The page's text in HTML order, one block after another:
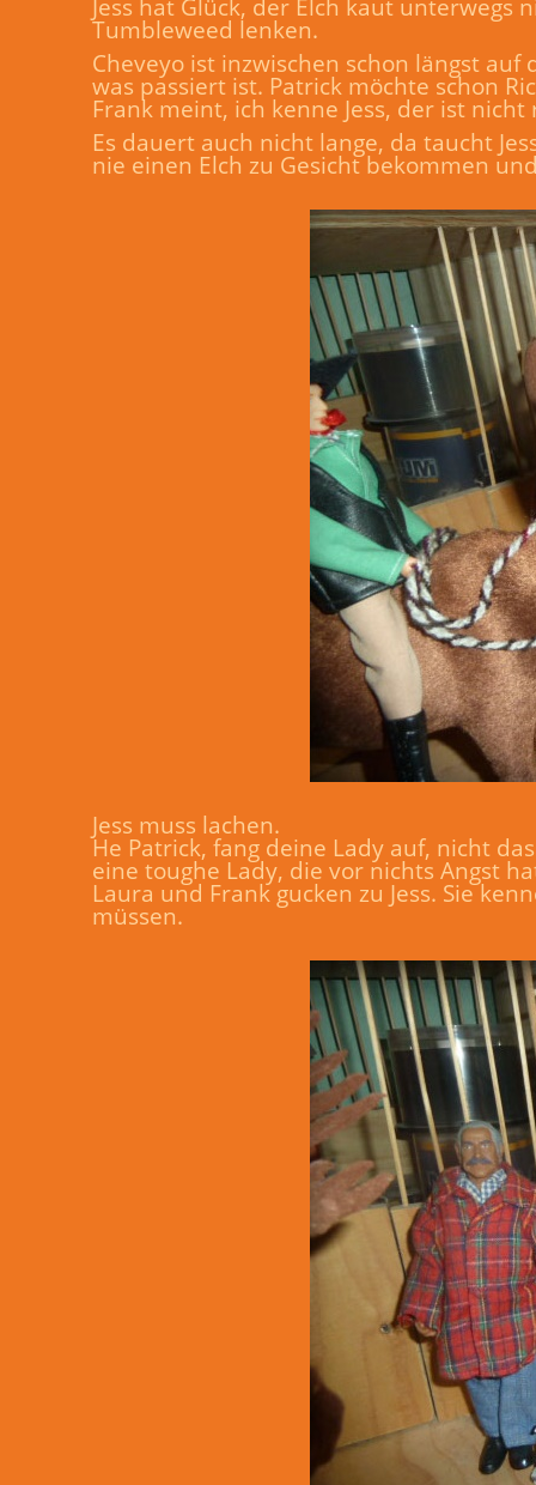
Jess hat Glück, der Elch kaut
Tumbleweed lenken.
Cheveyo ist inzwischen schon längst
was passiert ist. Patrick möchte schon
Frank meint, ich kenne Jess, der ist
Es dauert auch nicht lange, da taucht
nie einen Elch zu Gesicht bekommen
Jess muss lachen.
He Patrick, fang deine Lady auf, nicht
eine toughe Lady, die vor nichts Angst
Laura und Frank gucken zu Jess. Sie
müssen.